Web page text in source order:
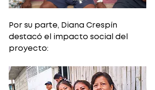
Por su parte, Diana Crespín
destacó el impacto social del
proyecto: